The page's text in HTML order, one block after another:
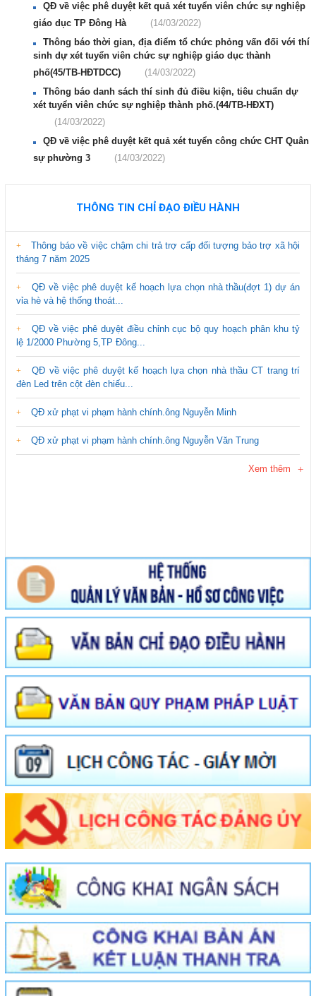
QĐ về việc phê duyệt kết quả xét tuyển viên chức sự nghiệp
giáo dục TP Đông Hà
(14/03/2022)
Thông báo thời gian, địa điểm tổ chức phỏng vấn đối với thí
sinh dự xét tuyển viên chức sự nghiệp giáo dục thành
phố(45/TB-HĐTDCC)
(14/03/2022)
Thông báo danh sách thí sinh đủ điều kiện, tiêu chuẩn dự
xét tuyển viên chức sự nghiệp thành phố.(44/TB-HĐXT)
(14/03/2022)
QĐ về việc phê duyệt kết quả xét tuyển công chức CHT Quân
sự phường 3
(14/03/2022)
THÔNG TIN CHỈ ĐẠO ĐIỀU HÀNH
Thông báo về việc chậm chi trả trợ cấp đối tượng bảo trợ xã hội
tháng 7 năm 2025
QĐ về việc phê duyệt kế hoạch lựa chọn nhà thầu(đợt 1) dự án
vỉa hè và hệ thống thoát...
QĐ về việc phê duyệt điều chỉnh cục bộ quy hoạch phân khu tỷ
lệ 1/2000 Phường 5,TP Đông...
QĐ về việc phê duyệt kế hoạch lựa chọn nhà thầu CT trang trí
đèn Led trên cột đèn chiếu...
QĐ xử phạt vi phạm hành chính.ông Nguyễn Minh
QĐ xử phạt vi phạm hành chính.ông Nguyễn Văn Trung
Xem thêm